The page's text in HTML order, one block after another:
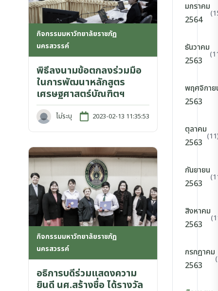
กิจกรรมมหาวิทยาลัยราชภัฏ
นครสวรรค์
พิธีลงนามข้อตกลงร่วมมือ
ในการพัฒนาหลักสูตร
เศรษฐศาสตร์บัณฑิตฯ
ไม่ระบุ 2023-02-13 11:35:53
กิจกรรมมหาวิทยาลัยราชภัฏ
นครสวรรค์
อธิการบดีร่วมแสดงความ
ยินดี นศ.สร้างชื่อ ได้รางวัล
มกราคม
2564
ธันวาคม
2563
พฤศจิกาย
2563
ตุลาคม
2563
กันยายน
2563
สิงหาคม
2563
กรกฎาคม
2563